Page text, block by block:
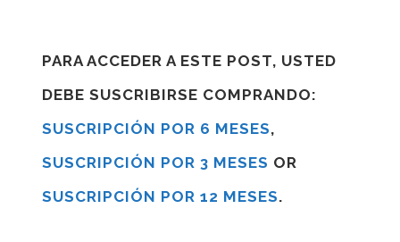
PARA ACCEDER A ESTE POST, USTED
DEBE SUSCRIBIRSE COMPRANDO:
SUSCRIPCIÓN POR 6 MESES,
SUSCRIPCIÓN POR 3 MESES OR
SUSCRIPCIÓN POR 12 MESES.